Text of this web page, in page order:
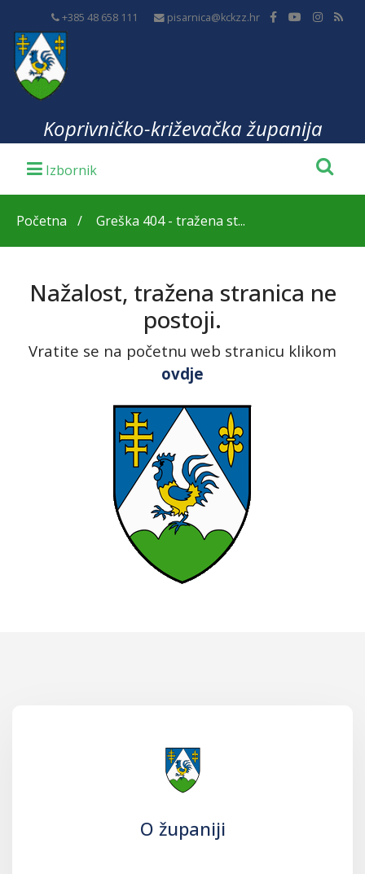
+385 48 658 111 pisarnica@kckzz.hr
Koprivničko-križevačka županija
Početna Greška 404 - tražena st...
Nažalost, tražena stranica ne
postoji.
Vratite se na početnu web stranicu klikom
ovdje
O županiji